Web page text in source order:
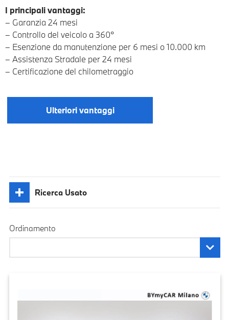
I principali vantaggi:
– Garanzia 24 mesi
– Controllo del veicolo a 360°
– Esenzione da manutenzione per 6 mesi o 10.000 km
– Assistenza Stradale per 24 mesi
– Certificazione del chilometraggio
Ulteriori vantaggi